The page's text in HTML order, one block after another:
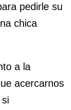
pedirle su
chica
a la
acercarnos